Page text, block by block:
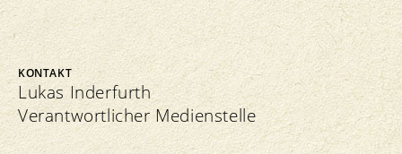
KONTAKT
Lukas Inderfurth
Verantwortlicher Medienstelle